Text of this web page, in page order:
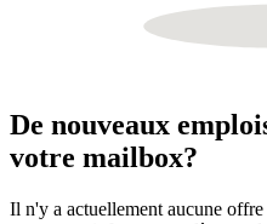
De nouveaux
votre mailbox?
Il n'y a actuellement aucune